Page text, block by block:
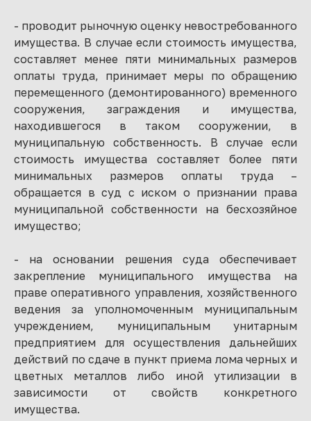
- проводит рыночную оценку невостребованного
имущества. В случае если стоимость имущества,
составляет менее пяти минимальных размеров
оплаты труда, принимает меры по обращению
перемещенного (демонтированного) временного
сооружения, заграждения и имущества,
находившегося в таком сооружении, в
муниципальную собственность. В случае если
стоимость имущества составляет более пяти
минимальных размеров оплаты труда –
обращается в суд с иском о признании права
муниципальной собственности на бесхозяйное
имущество;
- на основании решения суда обеспечивает
закрепление муниципального имущества на
праве оперативного управления, хозяйственного
ведения за уполномоченным муниципальным
учреждением, муниципальным унитарным
предприятием для осуществления дальнейших
действий по сдаче в пункт приема лома черных и
цветных металлов либо иной утилизации в
зависимости от свойств конкретного
имущества.